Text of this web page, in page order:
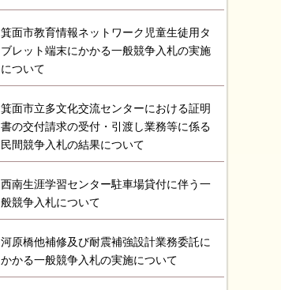
箕面市教育情報ネットワーク児童生徒用タ
ブレット端末にかかる一般競争入札の実施
について
箕面市立多文化交流センターにおける証明
書の交付請求の受付・引渡し業務等に係る
民間競争入札の結果について
西南生涯学習センター駐車場貸付に伴う一
般競争入札について
河原橋他補修及び耐震補強設計業務委託に
かかる一般競争入札の実施について